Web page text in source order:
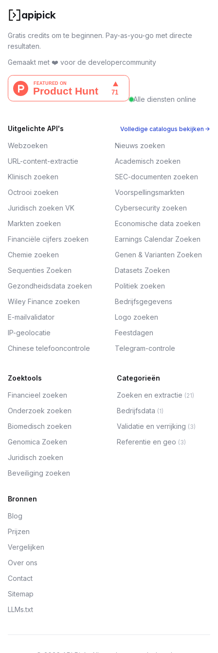
apipick
Gratis credits om te beginnen. Pay-as-you-go met directe
resultaten.
Gemaakt met ❤️ voor de developercommunity
Alle diensten online
Uitgelichte API's Volledige catalogus bekijken →
Webzoeken
Nieuws zoeken
URL-content-extractie
Academisch zoeken
Klinisch zoeken
SEC-documenten zoeken
Octrooi zoeken
Voorspellingsmarkten
Juridisch zoeken VK
Cybersecurity zoeken
Markten zoeken
Economische data zoeken
Financiële cijfers zoeken
Earnings Calendar Zoeken
Chemie zoeken
Genen & Varianten Zoeken
Sequenties Zoeken
Datasets Zoeken
Gezondheidsdata zoeken
Politiek zoeken
Wiley Finance zoeken
Bedrijfsgegevens
E-mailvalidator
Logo zoeken
IP-geolocatie
Feestdagen
Chinese telefooncontrole
Telegram-controle
Zoektools
Financieel zoeken
Onderzoek zoeken
Biomedisch zoeken
Genomica Zoeken
Juridisch zoeken
Beveiliging zoeken
Categorieën
Zoeken en extractie (21)
Bedrijfsdata (1)
Validatie en verrijking (3)
Referentie en geo (3)
Bronnen
Blog
Prijzen
Vergelijken
Over ons
Contact
Sitemap
LLMs.txt